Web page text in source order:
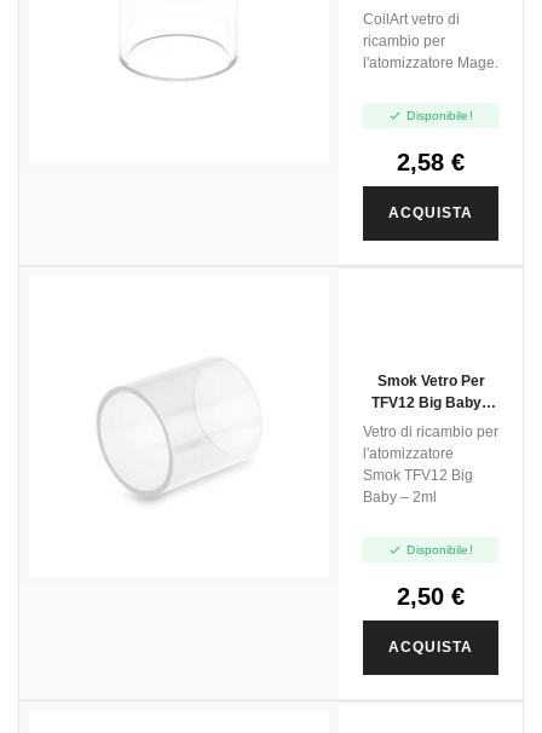
CoilArt vetro di
ricambio per
l'atomizzatore Mage.
 Disponibile!
2,58 €
ACQUISTA
Smok Vetro Per
TFV12 Big Baby -
2ml - 3pz
Vetro di ricambio per
l'atomizzatore
Smok TFV12 Big
Baby – 2ml
 Disponibile!
2,50 €
ACQUISTA